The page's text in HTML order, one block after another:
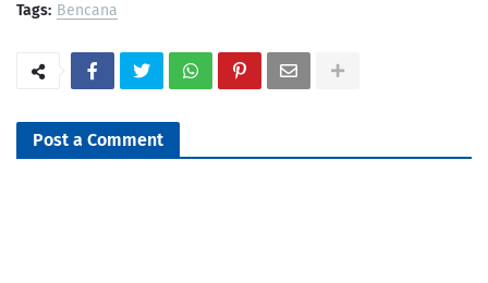
Tags: Bencana
Post a Comment